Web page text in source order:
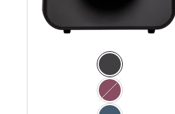
Colore
Nero Matt
Rosa